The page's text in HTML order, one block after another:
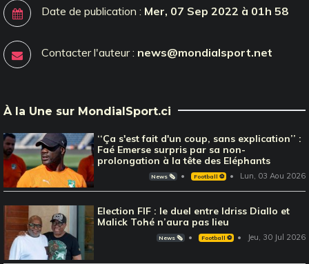
Date de publication : Mer, 07 Sep 2022 à 01h 58
Contacter l'auteur : news@mondialsport.net
À la Une sur MondialSport.ci
‘‘Ça s'est fait d'un coup, sans explication’’ :
Faé Emerse surpris par sa non-
prolongation à la tête des Eléphants
News 🗞️ Football ⚽️ Lun, 03 Aou 2026
Election FIF : le duel entre Idriss Diallo et
Malick Tohé n’aura pas lieu
News 🗞️ Football ⚽️ Jeu, 30 Jul 2026